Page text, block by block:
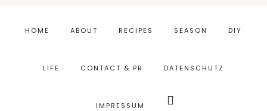
Fußzeile
HOME ABOUT RECIPES SEASON DIY
LIFE CONTACT & PR DATENSCHUTZ
IMPRESSUM durchsuchen